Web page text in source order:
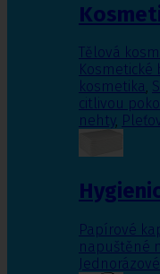
Tělová
Kosmetické
kosmetika,
citlivou
nehty,
Papírové
napuštěné